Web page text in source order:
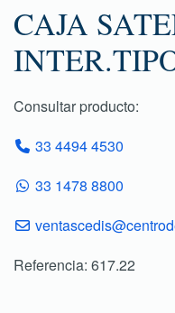
CAJA
Consultar producto:
33 4494 4530
33 1478 8800
Referencia: 617.22